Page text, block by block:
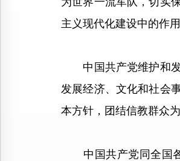
主义现代化建设中的作用
中国共产党维护和发
发展经济、文化和社会
本方针，团结信教群众
中国共产党同全国各